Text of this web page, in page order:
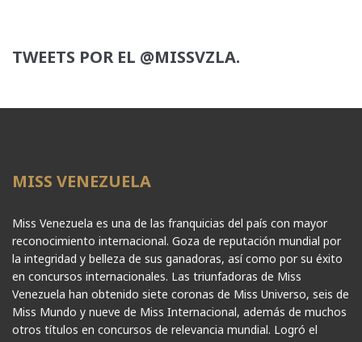
TWEETS POR EL @MISSVZLA.
MISS VENEZUELA
Miss Venezuela es una de las franquicias del país con mayor
reconocimiento internacional. Goza de reputación mundial por
la integridad y belleza de sus ganadoras, así como por su éxito
en concursos internacionales. Las triunfadoras de Miss
Venezuela han obtenido siete coronas de Miss Universo, seis de
Miss Mundo y nueve de Miss Internacional, además de muchos
otros títulos en concursos de relevancia mundial. Logró el